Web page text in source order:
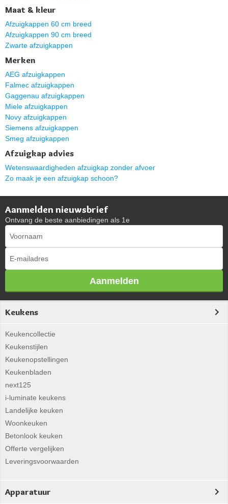
Maat & kleur
Afzuigkappen 60 cm breed
Afzuigkappen 90 cm breed
Zwarte afzuigkappen
Merken
AEG afzuigkappen
Falmec afzuigkappen
Gaggenau afzuigkappen
Miele afzuigkappen
Novy afzuigkappen
Siemens afzuigkappen
Smeg afzuigkappen
Afzuigkap advies
Wetenswaardigheden afzuigkap zonder afvoer
Zo maak je een afzuigkap schoon?
Aanmelden nieuwsbrief
Ontvang de beste aanbiedingen als 1e
Aanmelden
Keukens
Keukencollectie
Keukenstijlen
Keukenopstellingen
Keukenbladen
next125
i-luminate keukens
Landelijke keuken
Woonkeuken
Betonlook keuken
Offerte vergelijken
Leveringsvoorwaarden
Apparatuur